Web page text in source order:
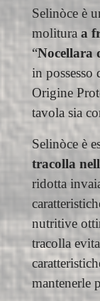
Selinòce è
molitura a
“Nocellara
in
Origine
tavola sia
Selinòce è
tracolla
ridotta
nutritive
tracolla
mantenerle